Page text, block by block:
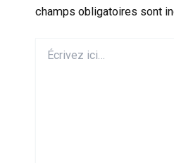
champs obligatoires sont
ici…